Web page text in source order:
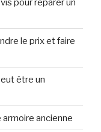
pour réparer un
le prix et faire
être un
ancienne